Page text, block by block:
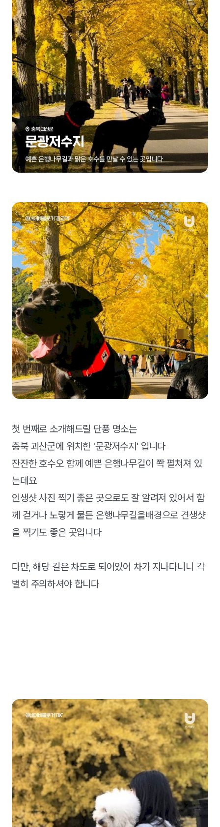
첫 번째로 소개해드릴 단풍 명소는
충북 괴산군에 위치한 '문광저수지' 입니다
잔잔한 호수오 함께 예쁜 은행나무길이 쫙 펼쳐져 있
는데요
인생샷 사진 찍기 좋은 곳으로도 잘 알려져 있어서 함
께 걷거나 노랗게 물든 은행나무길을배경으로 견생샷
을 찍기도 좋은 곳입니다
다만, 해당 길은 차도로 되어있어 차가 지나다니니 각
별히 주의하셔야 합니다